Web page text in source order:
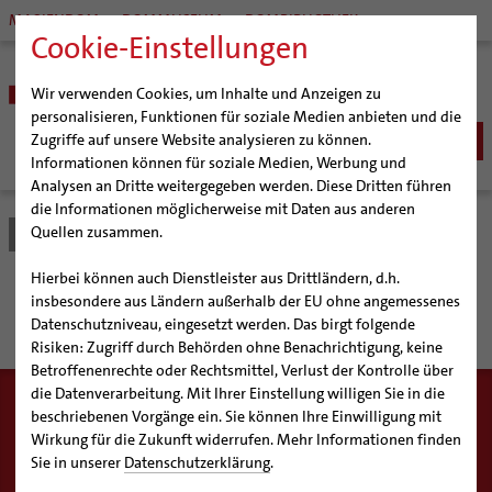
Cookie-Einstellungen
Wir verwenden Cookies, um Inhalte und Anzeigen zu
personalisieren, Funktionen für soziale Medien anbieten und die
Zugriffe auf unsere Website analysieren zu können.
Informationen können für soziale Medien, Werbung und
Analysen an Dritte weitergegeben werden. Diese Dritten führen
die Informationen möglicherweise mit Daten aus anderen
Quellen zusammen.
Hierbei können auch Dienstleister aus Drittländern, d.h.
insbesondere aus Ländern außerhalb der EU ohne angemessenes
Datenschutzniveau, eingesetzt werden. Das birgt folgende
Risiken: Zugriff durch Behörden ohne Benachrichtigung, keine
Betroffenenrechte oder Rechtsmittel, Verlust der Kontrolle über
die Datenverarbeitung. Mit Ihrer Einstellung willigen Sie in die
beschriebenen Vorgänge ein. Sie können Ihre Einwilligung mit
Wirkung für die Zukunft widerrufen. Mehr Informationen finden
Sie in unserer Datenschutzerklärung.
MARIENDOM DOMMUSEUM DOMBIBLIOTHEK
BISTUM
Bischöfe
Weihbischof Dr. Martin Marahrens
Bischof em. Norbert Trelle
Weihbischof em. Bongartz
Weihbischof em. Schwerdtfeger
Weihbischof em. Koitz
Bischof em. Dr. Wüstenberg
Generalvikariat
Gremien
Diözesangericht
Gemeindegremien
Pfarrgemeinden
Hildesheimer Dom
Virtueller Rundgang durch den Dom
Tausendjähriger Rosenstock
Die Hildesheimer Dommusik
Wallfahrten | Pilgern
Termine Wallfahrten und Pilgern
Jakobswege im Bistum Hildesheim
Veranstaltungen
Strategieprozess
Jugend
SEELSORGE
Katholisch werden
Wiedereintritt
Erwachsenenkatechumenat
Glaube leben
Glaubensveranstaltungen
Taufe
Fragen zur Taufe
Erwachsenentaufe
Taufsymbole
Erstkommunion
Firmung
Hochzeit
Katholisch heiraten
Lebensende
Bistum Hildesheim
Seelsorge
Seelsorge für die Menschen und ihre Beratung in schwierigen
Lebenssituationen stehen im Mittelpunkt der Arbeit von
Priestern, Diakonen sowie hauptberuflichen und